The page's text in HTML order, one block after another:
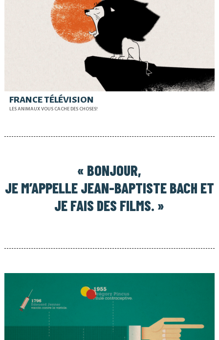
FRANCE TÉLÉVISION
LES ANIMAUX VOUS CACHE DES CHOSES!
« BONJOUR,
JE M’APPELLE JEAN-BAPTISTE BACH ET
JE FAIS DES FILMS. »